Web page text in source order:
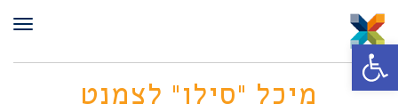
פתח סרגל נגישות